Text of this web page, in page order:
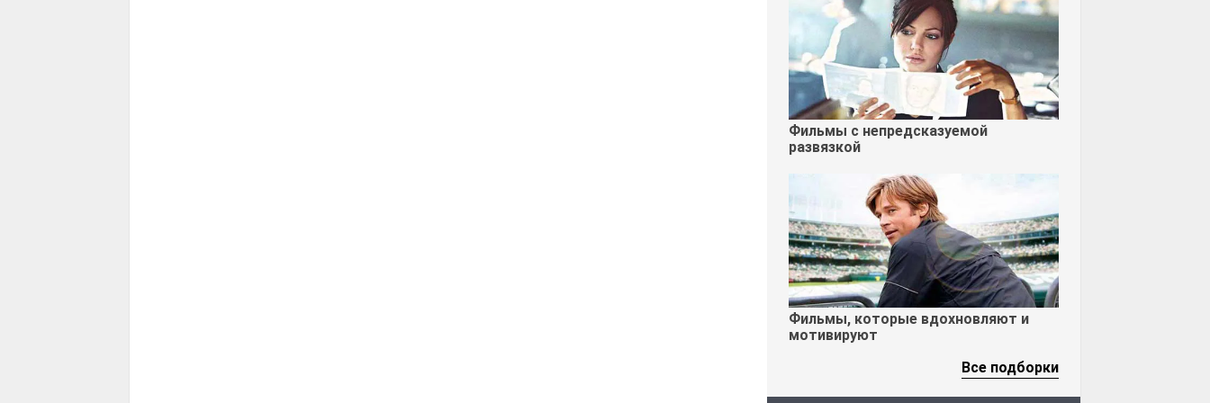
Фильмы с непредсказуемой
развязкой
Фильмы, которые вдохновляют и
мотивируют
Все подборки